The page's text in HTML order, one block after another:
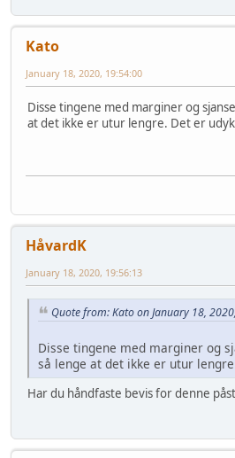
Kato
January 18, 2020, 19:54:00
Disse tingene med marginer og
at det ikke er utur lengre. Det er
HåvardK
January 18, 2020, 19:56:13
Quote from: Kato on January 18,
Disse tingene med marginer og
så lenge at det ikke er utur
Har du håndfaste bevis for denne